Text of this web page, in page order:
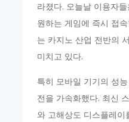
라졌다. 오늘날 이용자
원하는 게임에 즉시 접
는 카지노 산업 전반의
미치고 있다.
특히 모바일 기기의 성
전을 가속화했다. 최신
와 고해상도 디스플레